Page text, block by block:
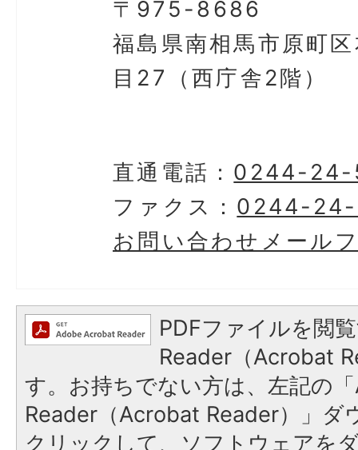
〒975-8686
福島県南相馬市原町
目27（西庁舎2階）
直通電話： 0244-24-
ファクス： 0244-
お問い合わせメール
PDFファイルを閲
Reader（Acrobat
す。お持ちでない方は、左記の
Reader（Acrobat Reader）」ダ
クリックして、ソフトウェアを